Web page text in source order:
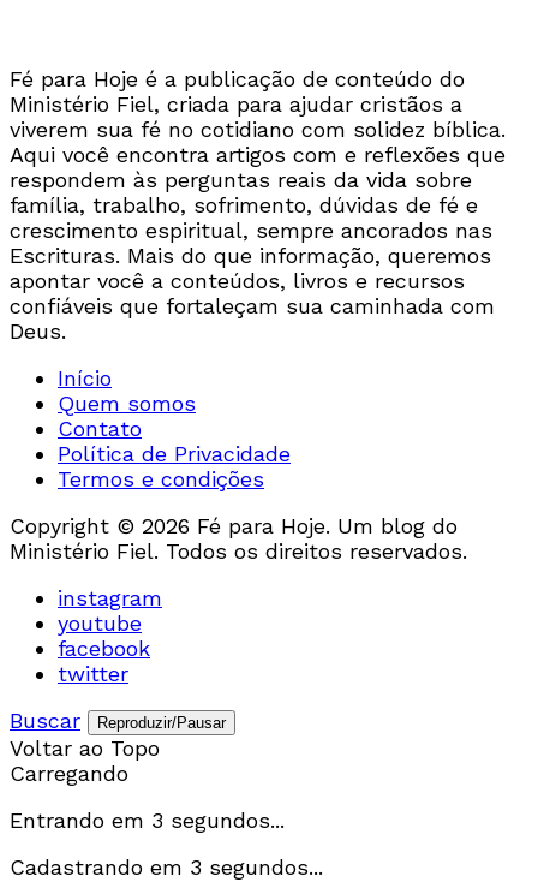
Fé para Hoje é a publicação de conteúdo do
Ministério Fiel, criada para ajudar cristãos a
viverem sua fé no cotidiano com solidez bíblica.
Aqui você encontra artigos com e reflexões que
respondem às perguntas reais da vida sobre
família, trabalho, sofrimento, dúvidas de fé e
crescimento espiritual, sempre ancorados nas
Escrituras. Mais do que informação, queremos
apontar você a conteúdos, livros e recursos
confiáveis que fortaleçam sua caminhada com
Deus.
Início
Quem somos
Contato
Política de Privacidade
Termos e condições
Copyright © 2026 Fé para Hoje. Um blog do
Ministério Fiel. Todos os direitos reservados.
instagram
youtube
facebook
twitter
Buscar
Reproduzir/Pausar
Voltar ao Topo
Carregando
Entrando em 3 segundos...
Cadastrando em 3 segundos...